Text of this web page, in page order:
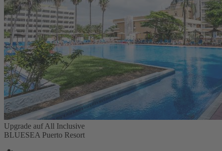
Upgrade auf All Inclusive
BLUESEA Puerto Resort